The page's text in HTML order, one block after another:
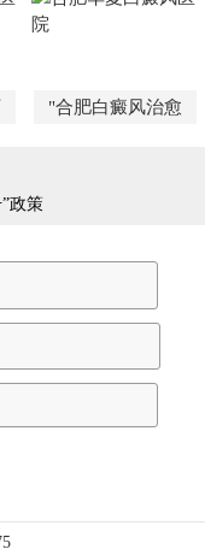
"合肥白癜风治愈
政策